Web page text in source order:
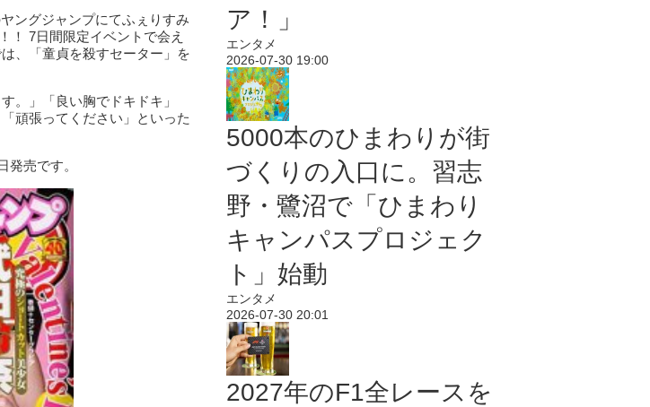
ングジャンプにてふぇりすみ
！ 7日間限定イベントで会え
、「童貞を殺すセーター」を
。」「良い胸でドキドキ」
頑張ってください」といった
売です。
ア！」
エンタメ
2026-07-30 19:00
5000本のひまわりが街
づくりの入口に。習志
野・鷺沼で「ひまわり
キャンパスプロジェク
ト」始動
エンタメ
2026-07-30 20:01
2027年のF1全レースを